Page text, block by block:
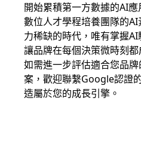
開始累積第一方數據的AI
數位人才學程培養團隊的
力稀缺的時代，唯有掌握
讓品牌在每個決策微時刻
如需進一步評估適合您品牌
案，歡迎聯繫Google認證
造屬於您的成長引擎。